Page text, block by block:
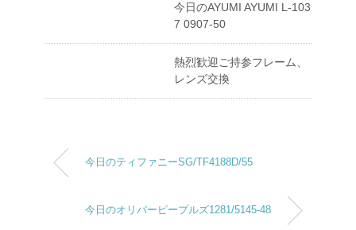
今日のAYUMI AYUMI L-103
7 0907-50
熱烈歓迎ご持参フレーム、
レンズ交換
今日のティファニーSG/TF4188D/55
今日のオリバーピープルズ1281/5145-48